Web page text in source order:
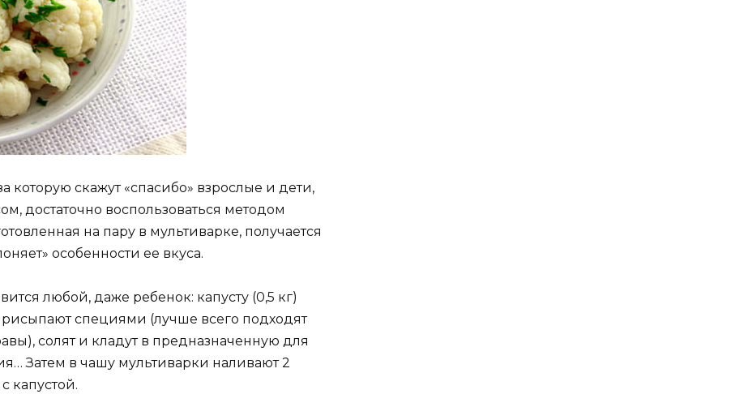
которую скажут «спасибо» взрослые и дети,
достаточно воспользоваться методом
на пару в мультиварке, получается
особенности ее вкуса.
любой, даже ребенок: капусту (0,5 кг)
специями (лучше всего подходят
солят и кладут в предназначенную для
Затем в чашу мультиварки наливают 2
капустой.